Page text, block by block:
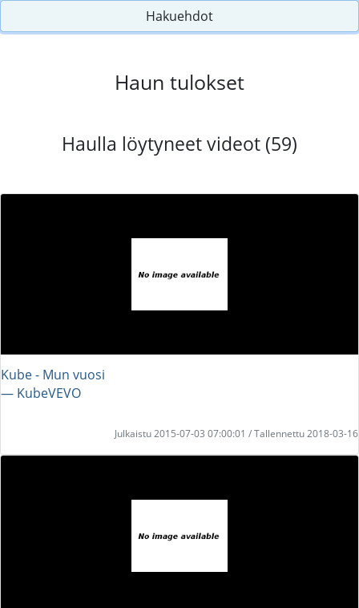
Hakuehdot
Haun tulokset
Haulla löytyneet videot (59)
Kube - Mun vuosi
― KubeVEVO
Julkaistu 2015-07-03 07:00:01 / Tallennettu 2018-03-16